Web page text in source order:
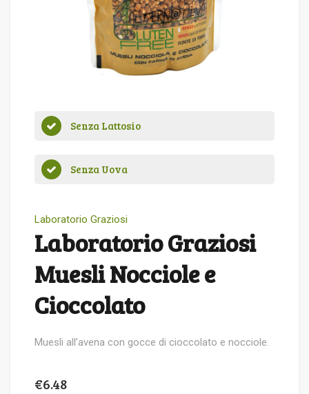
Senza Lattosio
Senza Uova
Laboratorio Graziosi
Laboratorio Graziosi
Muesli Nocciole e
Cioccolato
Muesli all’avena con gocce di cioccolato e nocciole.
€6.48